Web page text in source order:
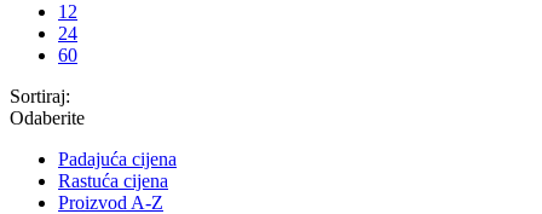
12
24
60
Sortiraj:
Odaberite
Padajuća cijena
Rastuća cijena
Proizvod A-Z